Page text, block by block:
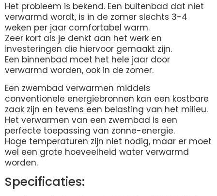
Het probleem is bekend. Een buitenbad dat niet
verwarmd wordt, is in de zomer slechts 3-4
weken per jaar comfortabel warm.
Zeer kort als je denkt aan het werk en
investeringen die hiervoor gemaakt zijn.
Een binnenbad moet het hele jaar door
verwarmd worden, ook in de zomer.
Een zwembad verwarmen middels
conventionele energiebronnen kan een kostbare
zaak zijn en tevens een belasting van het milieu.
Het verwarmen van een zwembad is een
perfecte toepassing van zonne-energie.
Hoge temperaturen zijn niet nodig, maar er moet
wel een grote hoeveelheid water verwarmd
worden.
Specificaties: